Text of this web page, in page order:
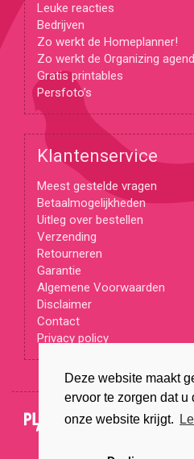
Deze website maakt
ervoor te zorgen dat u
onze website krijgt.
Leuke reacties
Bedrijven
Zo werkt de Homeplanner!
Zo werkt de Organizing
Gratis printables
Persfoto’s
Klantenservice
Meest gestelde vragen
Betaalmogelijkheden
Uitleg over bestellen
Verzending
Retourneren
Garantie
Algemene Voorwaarden
Disclaimer
Contact
Privacy policy
© Copyright